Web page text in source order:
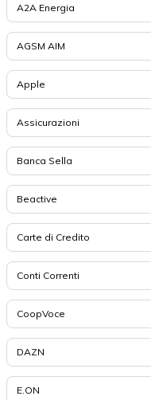
A2A Energia
AGSM AIM
Apple
Assicurazioni
Banca Sella
Beactive
Carte di Credito
Conti Correnti
CoopVoce
DAZN
E.ON